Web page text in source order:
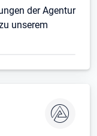
der Agentur
unserem